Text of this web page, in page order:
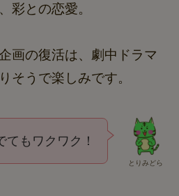
彩との恋愛。
画の復活は、劇中ドラマ
そうで楽しみです。
とりみどら
てもワクワク！